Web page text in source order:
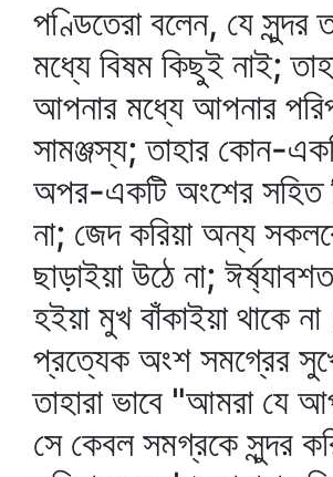
পণ্ডিতেরা বলেন, যে সুন্দর
মধ্যে বিষম কিছুই নাই;
আপনার মধ্যে আপনার
সামঞ্জস্য; তাহার কোন-
অপর-একটি অংশের সহিত
না; জেদ করিয়া অন্য
ছাড়াইয়া উঠে না;
হইয়া মুখ বাঁকাইয়া থাকে
প্রত্যেক অংশ সমগ্রের
তাহারা ভাবে "আমরা যে
সে কেবল সমগ্রকে সুন্দর